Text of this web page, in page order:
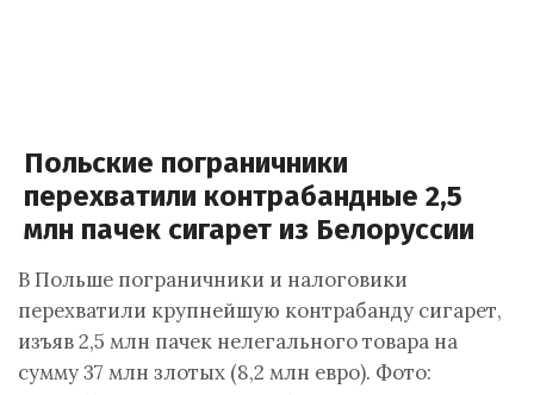
Польские пограничники
перехватили контрабандные 2,5
млн пачек сигарет из Белоруссии
В Польше пограничники и налоговики
перехватили крупнейшую контрабанду сигарет,
изъяв 2,5 млн пачек нелегального товара на
сумму 37 млн злотых (8,2 млн евро). Фото: